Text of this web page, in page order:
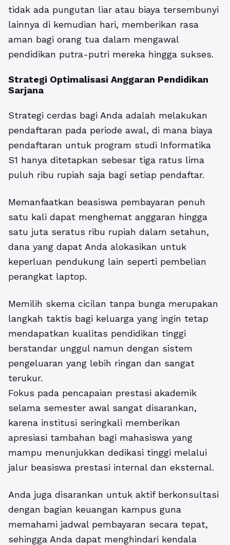
tidak ada pungutan liar atau biaya tersembunyi
lainnya di kemudian hari, memberikan rasa
aman bagi orang tua dalam mengawal
pendidikan putra-putri mereka hingga sukses.
Strategi Optimalisasi Anggaran Pendidikan
Sarjana
Strategi cerdas bagi Anda adalah melakukan
pendaftaran pada periode awal, di mana biaya
pendaftaran untuk program studi Informatika
S1 hanya ditetapkan sebesar tiga ratus lima
puluh ribu rupiah saja bagi setiap pendaftar.
Memanfaatkan beasiswa pembayaran penuh
satu kali dapat menghemat anggaran hingga
satu juta seratus ribu rupiah dalam setahun,
dana yang dapat Anda alokasikan untuk
keperluan pendukung lain seperti pembelian
perangkat laptop.
Memilih skema cicilan tanpa bunga merupakan
langkah taktis bagi keluarga yang ingin tetap
mendapatkan kualitas pendidikan tinggi
berstandar unggul namun dengan sistem
pengeluaran yang lebih ringan dan sangat
terukur.
Fokus pada pencapaian prestasi akademik
selama semester awal sangat disarankan,
karena institusi seringkali memberikan
apresiasi tambahan bagi mahasiswa yang
mampu menunjukkan dedikasi tinggi melalui
jalur beasiswa prestasi internal dan eksternal.
Anda juga disarankan untuk aktif berkonsultasi
dengan bagian keuangan kampus guna
memahami jadwal pembayaran secara tepat,
sehingga Anda dapat menghindari kendala